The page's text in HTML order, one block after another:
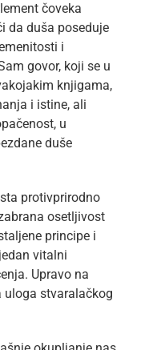
čoveka
da duša poseduje
i
govor, koji se u
knjigama,
i istine, ali
u
duše
protivprirodno
osetljivost
principe i
vitalni
Upravo na
uloga stvaralačkog